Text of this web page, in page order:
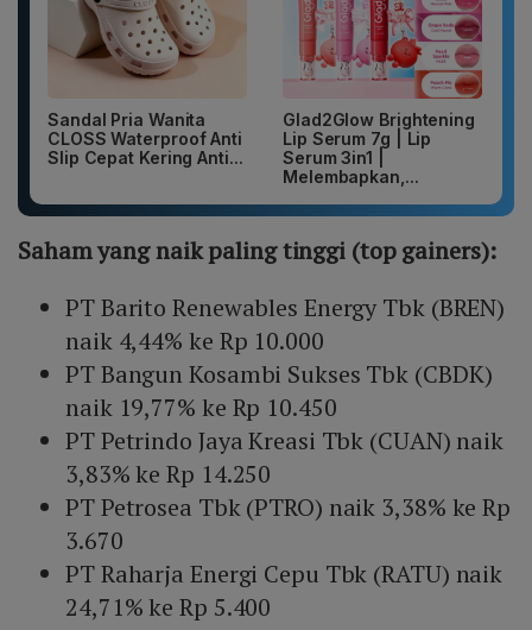
Sandal Pria Wanita
CLOSS Waterproof Anti
Slip Cepat Kering Anti...
Glad2Glow Brightening
Lip Serum 7g | Lip
Serum 3in1 |
Melembapkan,...
Saham yang naik paling tinggi (top gainers):
PT Barito Renewables Energy Tbk (BREN)
naik 4,44% ke Rp 10.000
PT Bangun Kosambi Sukses Tbk (CBDK)
naik 19,77% ke Rp 10.450
PT Petrindo Jaya Kreasi Tbk (CUAN) naik
3,83% ke Rp 14.250
PT Petrosea Tbk (PTRO) naik 3,38% ke Rp
3.670
PT Raharja Energi Cepu Tbk (RATU) naik
24,71% ke Rp 5.400